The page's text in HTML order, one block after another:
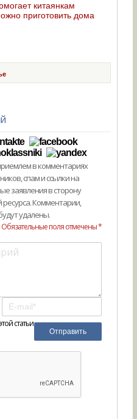
китаянкам
приготовить дома
в комментариях
спам и ссылки на
заявления в сторону
Комментарии,
удалены.
Обязательные поля отмечены *
статьи